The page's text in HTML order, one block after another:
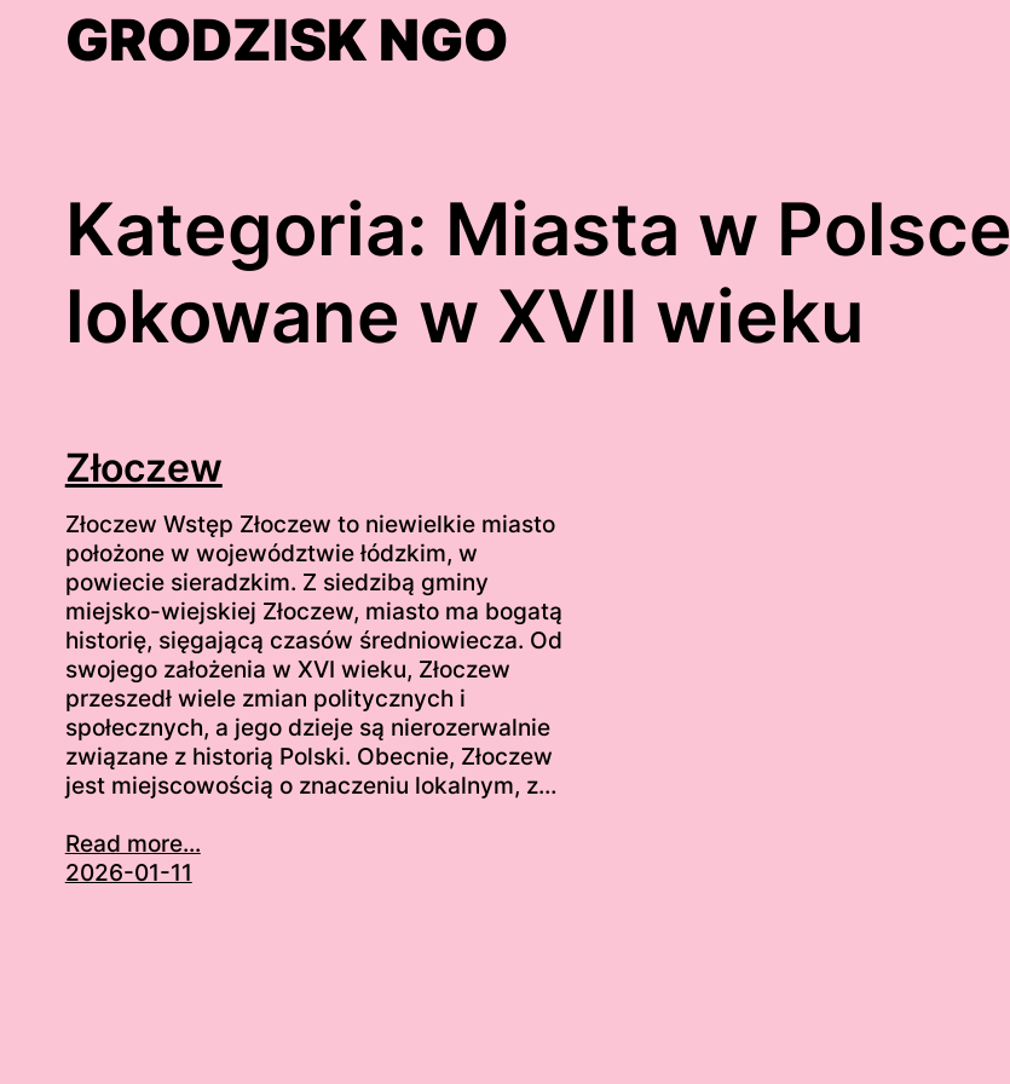
GRODZISK NGO
Kategoria: Miasta w Polsce
lokowane w XVII wieku
Złoczew
Złoczew Wstęp Złoczew to niewielkie miasto
położone w województwie łódzkim, w
powiecie sieradzkim. Z siedzibą gminy
miejsko-wiejskiej Złoczew, miasto ma bogatą
historię, sięgającą czasów średniowiecza. Od
swojego założenia w XVI wieku, Złoczew
przeszedł wiele zmian politycznych i
społecznych, a jego dzieje są nierozerwalnie
związane z historią Polski. Obecnie, Złoczew
jest miejscowością o znaczeniu lokalnym, z…
Read more...
2026-01-11